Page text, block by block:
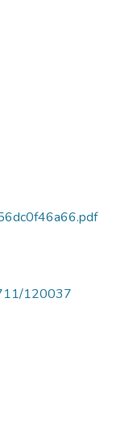
120037